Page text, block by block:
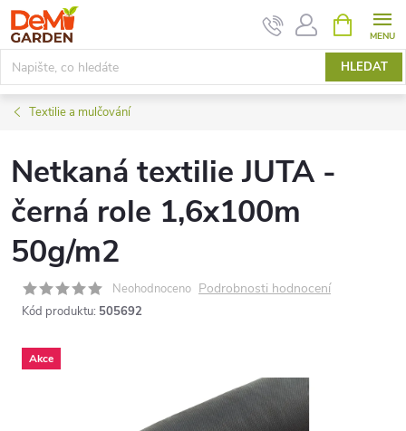
Přejít
na
obsah
HLEDAT
NÁKUPNÍ
KOŠÍK
Textilie a mulčování
Netkaná textilie JUTA -
černá role 1,6x100m
50g/m2
Neohodnoceno Podrobnosti hodnocení
Kód produktu: 505692
Akce